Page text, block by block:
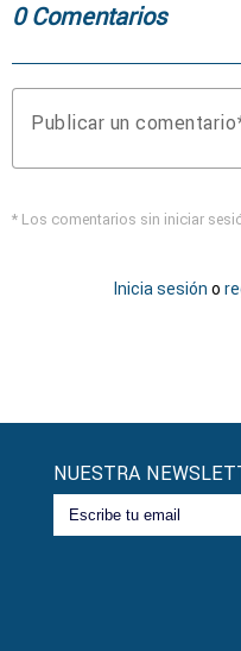
0 Comentarios
Publicar un comentario
* Los comentarios sin iniciar
Inicia sesión o
NUESTRA